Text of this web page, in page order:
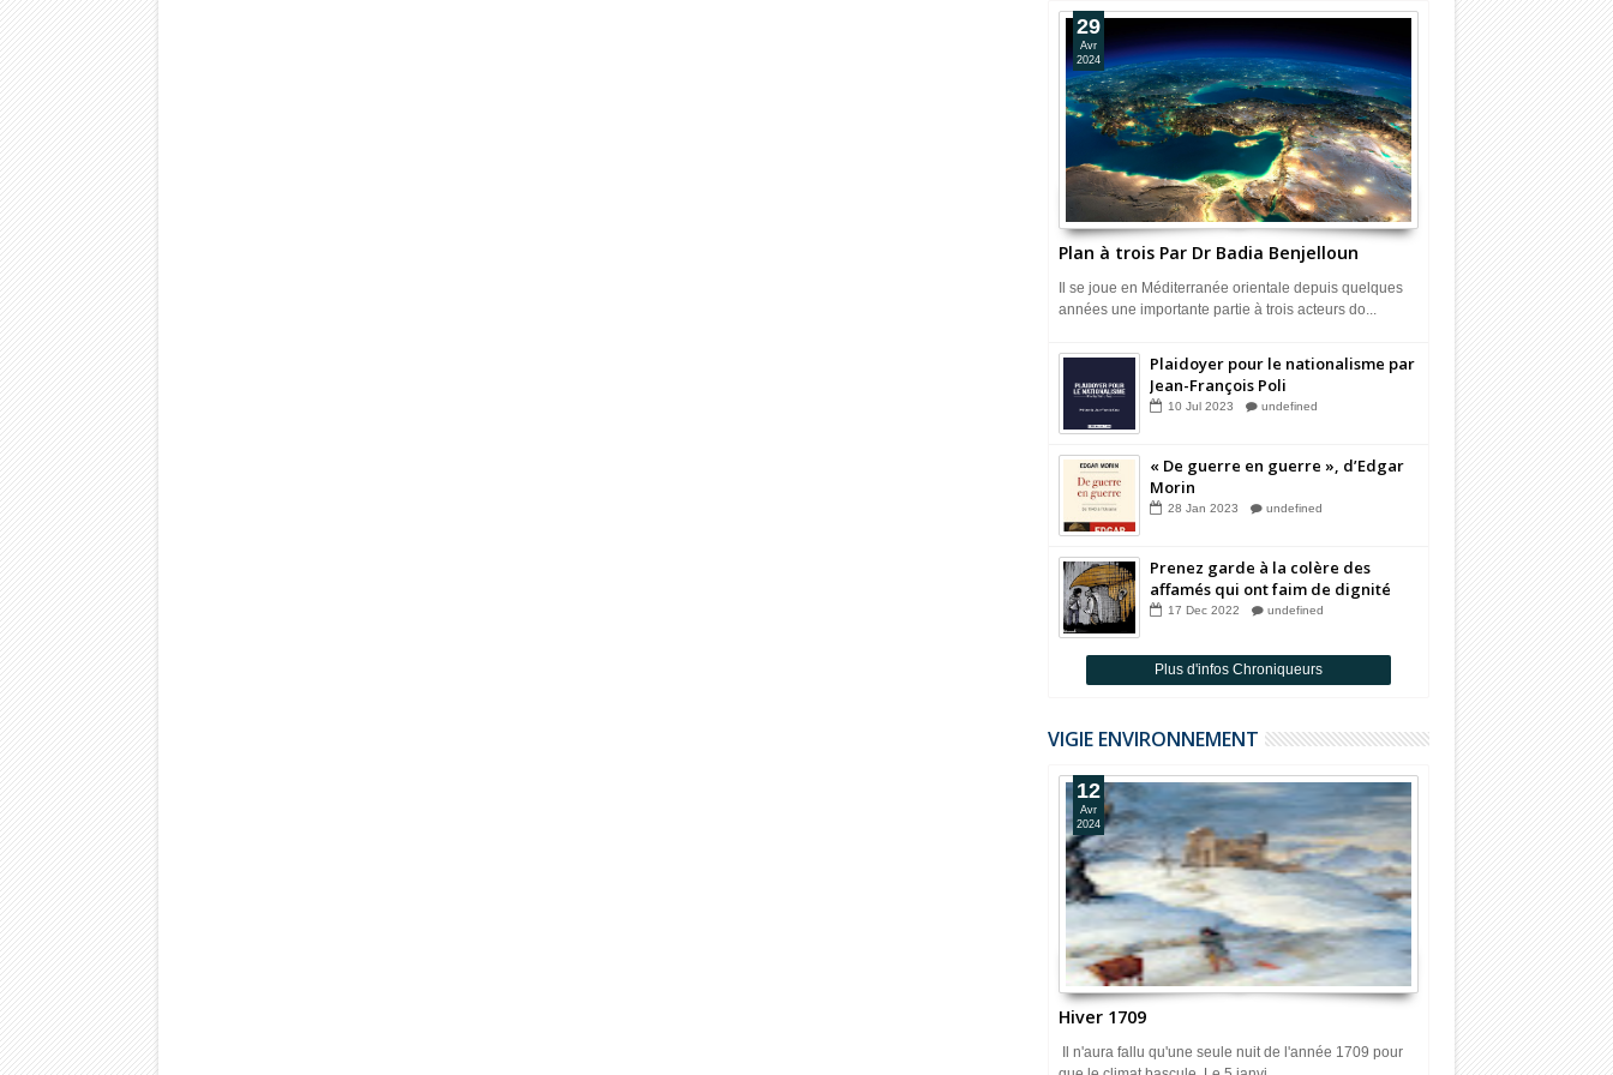
Plan à trois Par Dr Badia Benjelloun
29
Avr
2024
Il se joue en Méditerranée orientale depuis quelques
années une importante partie à trois acteurs do...
Plaidoyer pour le nationalisme par
Jean-François Poli
10 Jul 2023 undefined
« De guerre en guerre », d’Edgar
Morin
28 Jan 2023 undefined
Prenez garde à la colère des
affamés qui ont faim de dignité
Par Badia Benjelloun
17 Dec 2022 undefined
Plus d'infos Chroniqueurs
VIGIE ENVIRONNEMENT
Hiver 1709
12
Avr
2024
Il n'aura fallu qu'une seule nuit de l'année 1709 pour